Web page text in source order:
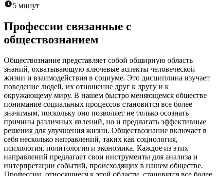
5 минут
Профессии связанные с
обществознанием
Обществознание представляет собой обширную область
знаний, охватывающую ключевые аспекты человеческой
жизни и взаимодействия в социуме. Это дисциплина изучает
поведение людей, их отношение друг к другу и к
окружающему миру. В нашем быстро меняющемся обществе
понимание социальных процессов становится все более
значимым, поскольку оно позволяет не только осознать
причины различных явлений, но и предлагать эффективные
решения для улучшения жизни. Обществознание включает в
себя несколько направлений, таких как социология,
психология, политология и экономика. Каждое из этих
направлений предлагает свои инструменты для анализа и
интерпретации событий, происходящих в нашем обществе.